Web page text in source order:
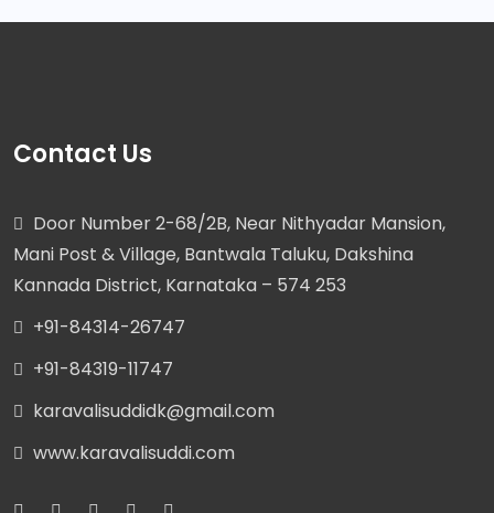
Contact Us
Door Number 2-68/2B, Near Nithyadar Mansion,
Mani Post & Village, Bantwala Taluku, Dakshina
Kannada District, Karnataka – 574 253
+91-84314-26747
+91-84319-11747
karavalisuddidk@gmail.com
www.karavalisuddi.com